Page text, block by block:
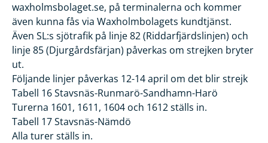
waxholmsbolaget.se, på terminalerna och kommer
även kunna fås via Waxholmbolagets kundtjänst.
Även SL:s sjötrafik på linje 82 (Riddarfjärdslinjen) och
linje 85 (Djurgårdsfärjan) påverkas om strejken bryter
ut.
Följande linjer påverkas 12-14 april om det blir strejk
Tabell 16 Stavsnäs-Runmarö-Sandhamn-Harö
Turerna 1601, 1611, 1604 och 1612 ställs in.
Tabell 17 Stavsnäs-Nämdö
Alla turer ställs in.